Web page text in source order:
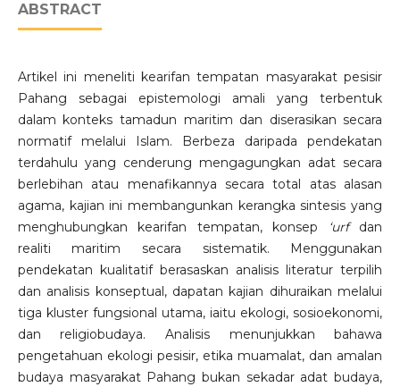
ABSTRACT
Artikel ini meneliti kearifan tempatan masyarakat pesisir
Pahang sebagai epistemologi amali yang terbentuk
dalam konteks tamadun maritim dan diserasikan secara
normatif melalui Islam. Berbeza daripada pendekatan
terdahulu yang cenderung mengagungkan adat secara
berlebihan atau menafikannya secara total atas alasan
agama, kajian ini membangunkan kerangka sintesis yang
menghubungkan kearifan tempatan, konsep
‘urf dan
realiti maritim secara sistematik. Menggunakan
pendekatan kualitatif berasaskan analisis literatur terpilih
dan analisis konseptual, dapatan kajian dihuraikan melalui
tiga kluster fungsional utama, iaitu ekologi, sosioekonomi,
dan religiobudaya. Analisis menunjukkan bahawa
pengetahuan ekologi pesisir, etika muamalat, dan amalan
budaya masyarakat Pahang bukan sekadar adat budaya,